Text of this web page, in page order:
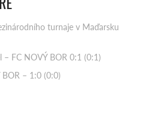
turnaje v Maďarsku
– FC NOVÝ BOR 0:1 (0:1)
BOR – 1:0 (0:0)